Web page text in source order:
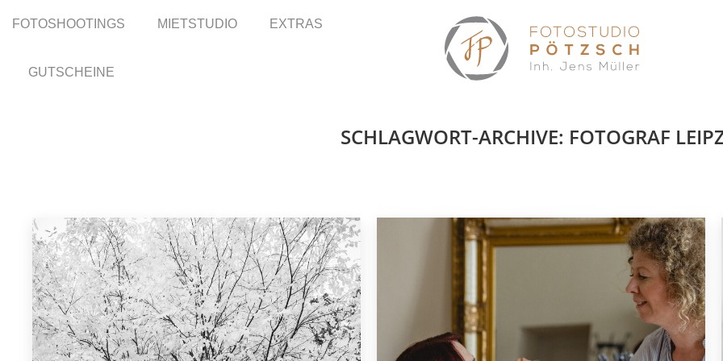
FOTOSHOOTINGS MIETSTUDIO EXTRAS
GUTSCHEINE
SCHLAGWORT-ARCHIVE: FOTOGRAF
FOTOSHOOTINGS MIETSTUDIO EXTRAS
GUTSCHEINE